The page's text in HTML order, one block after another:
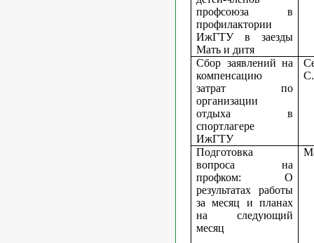
профсоюза в
профилактории
ИжГТУ в заезды
Мать и дитя
Сбор заявлений на
компенсацию
затрат по
организации
отдыха в
спортлагере
ИжГТУ
Подготовка
вопроса на
профком: О
результатах работы
за месяц и планах
на следующий
месяц